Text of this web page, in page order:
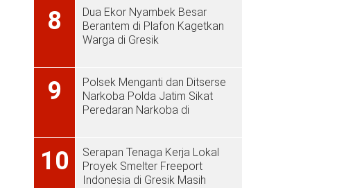
8
Dua Ekor Nyambek Besar
Berantem di Plafon Kagetkan
Warga di Gresik
9
Polsek Menganti dan Ditserse
Narkoba Polda Jatim Sikat
Peredaran Narkoba di
10
Serapan Tenaga Kerja Lokal
Proyek Smelter Freeport
Indonesia di Gresik Masih